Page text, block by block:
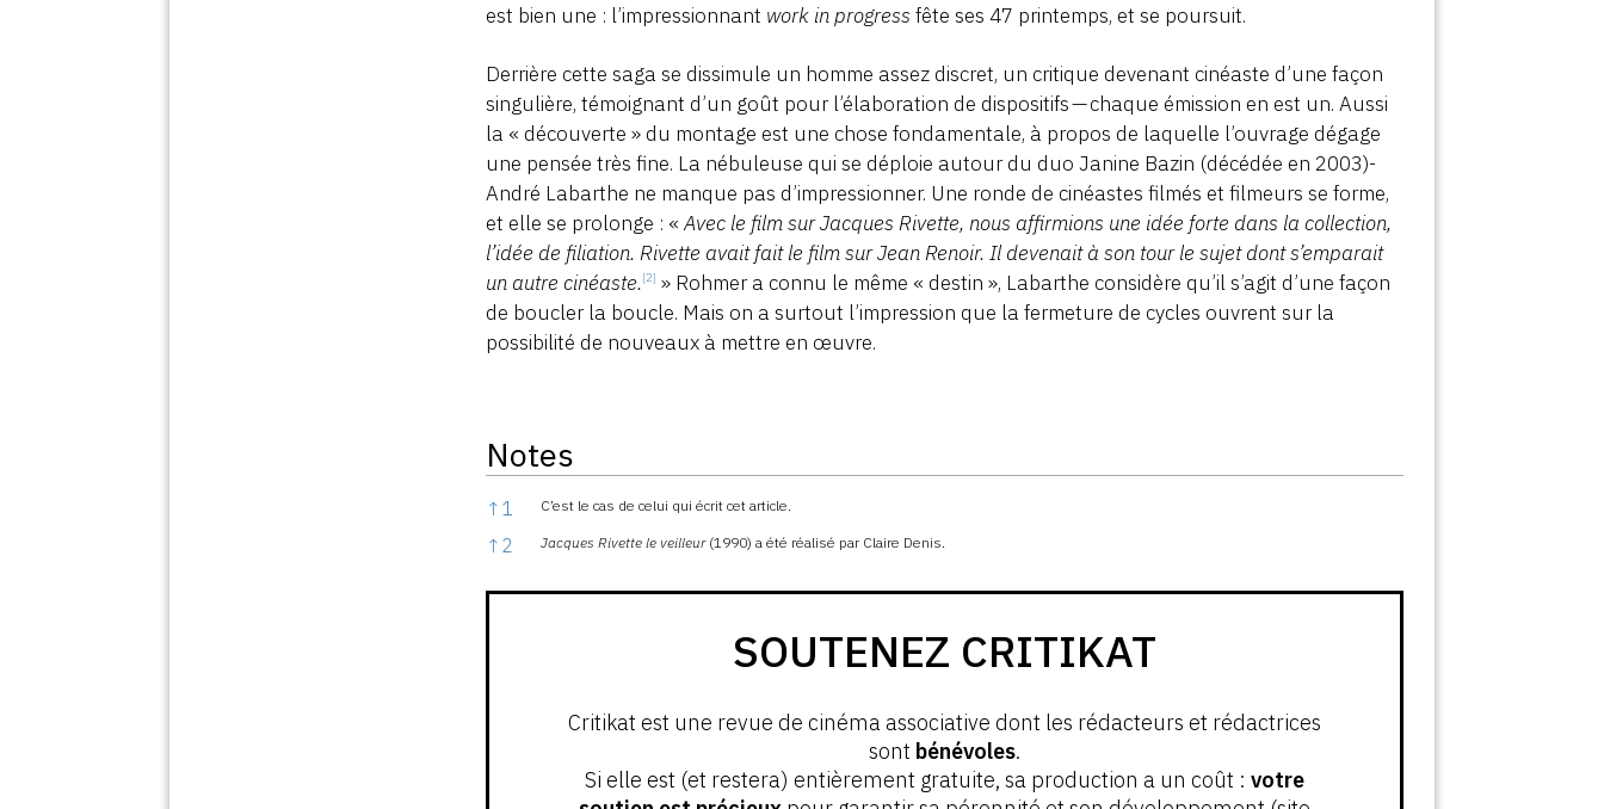
est bien une : l’impressionnant work in progress fête ses 47 printemps, et se poursuit.
Derrière cette saga se dissimule un homme assez discret, un critique devenant cinéaste d’une façon
singulière, témoignant d’un goût pour l’élaboration de dispositifs — chaque émission en est un. Aussi
la « découverte » du montage est une chose fondamentale, à propos de laquelle l’ouvrage dégage
une pensée très fine. La nébuleuse qui se déploie autour du duo Janine Bazin (décédée en 2003)-
André Labarthe ne manque pas d’impressionner. Une ronde de cinéastes filmés et filmeurs se forme,
et elle se prolonge : «Avec le film sur Jacques Rivette, nous affirmions une idée forte dans la collection,
l’idée de filiation. Rivette avait fait le film sur Jean Renoir. Il devenait à son tour le sujet dont s’emparait
un autre cinéaste.[2] » Rohmer a connu le même « destin », Labarthe considère qu’il s’agit d’une façon
de boucler la boucle. Mais on a surtout l’impression que la fermeture de cycles ouvrent sur la
possibilité de nouveaux à mettre en œuvre.
Notes
Notes
↑ 1 C’est le cas de celui qui écrit cet article.
↑ 2 Jacques Rivette le veilleur(1990) a été réalisé par Claire Denis.
SOUTENEZ CRITIKAT
Critikat est une revue de cinéma associative dont les rédacteurs et rédactrices
sont bénévoles.
Si elle est (et restera) entièrement gratuite, sa production a un coût : votre